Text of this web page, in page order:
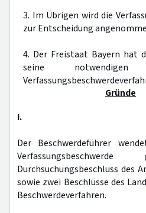
3. Im Übrigen wird die
zur Entscheidung
4. Der Freistaat Bayern hat
seine
Gründe
I.
Der Beschwerdeführer
Durchsuchungsbeschluss des
sowie zwei Beschlüsse des
Beschwerdeverfahren.